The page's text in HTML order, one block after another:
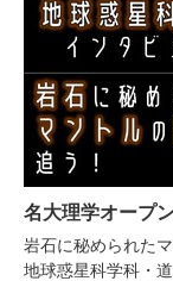
名大理学オープ
岩石に秘められた
地球惑星科学科・